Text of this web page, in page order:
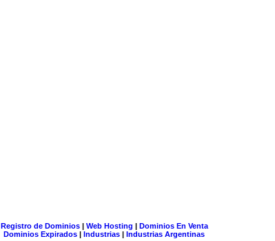
Registro de Dominios| Web Hosting | Dominios En Venta
Dominios Expirados | Industrias | Industrias Argentinas